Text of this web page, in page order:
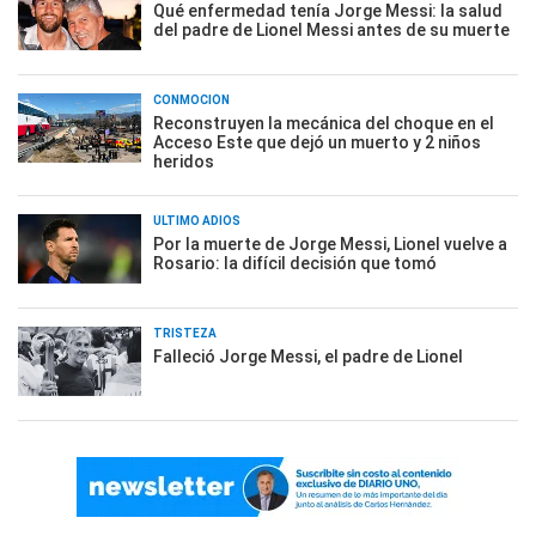
Qué enfermedad tenía Jorge Messi: la salud
del padre de Lionel Messi antes de su muerte
CONMOCIÓN
Reconstruyen la mecánica del choque en el
Acceso Este que dejó un muerto y 2 niños
heridos
ÚLTIMO ADIÓS
Por la muerte de Jorge Messi, Lionel vuelve a
Rosario: la difícil decisión que tomó
TRISTEZA
Falleció Jorge Messi, el padre de Lionel